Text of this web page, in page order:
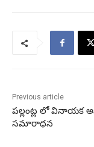
Previous article
పల్లంట్ల లో వినాయక
సమారాధన